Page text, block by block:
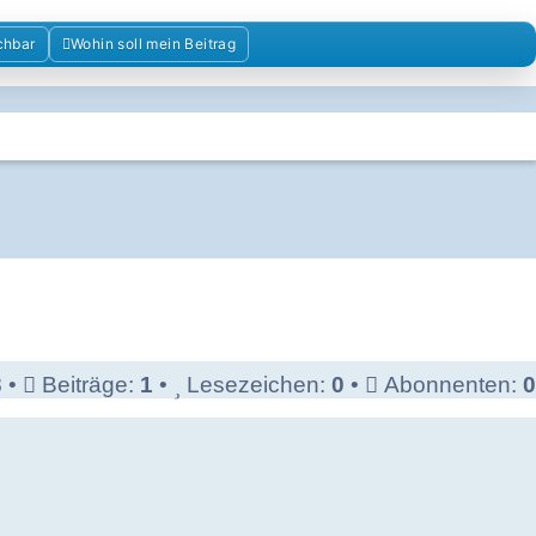
im Kolumbienforum
Wohin soll mein Beitrag
• Beiträge: 1 • Lesezeichen: 0 • Abonnenten: 0